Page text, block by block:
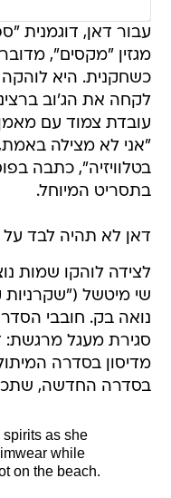
עבור דאן, דוגמנית
מגזין "מקסים",
כשחקנית. היא
לקחה את הג'וב
עובדת צמוד עם
"אני לא מצילה
בטלוויזיה", כתבה
בתסריט המיוחל.
דאן לא תהיה לבד על
לצידה לוהקו שמות
שי מיטשל ("שקרניות
נואה בק. חובבי
סגירת מעגל מרגשת:
מדיסון בסדרה
בסדרה החדשה, שתכלול 12
as she
while
on the beach.